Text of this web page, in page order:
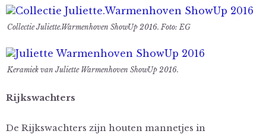
Collectie Juliette.Warmenhoven ShowUp 2016. Foto: EG
Keramiek van Juliette Warmenhoven ShowUp 2016.
Rijkswachters
De Rijkswachters zijn houten mannetjes in